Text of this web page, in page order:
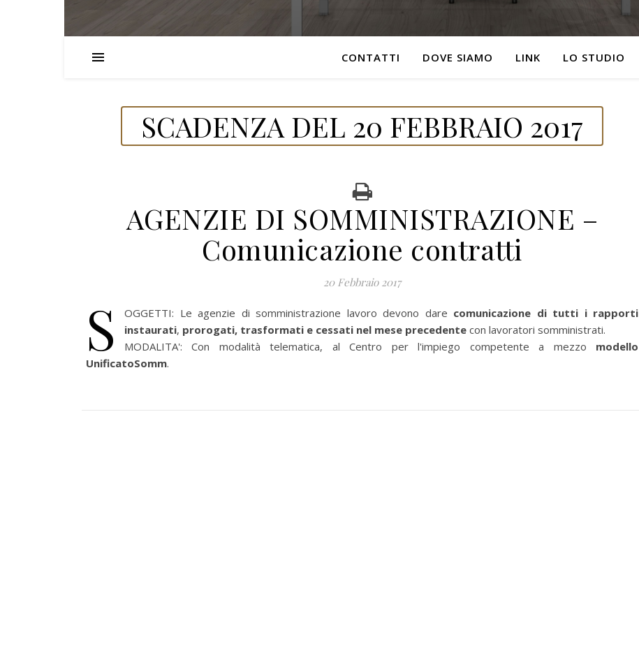
CONTATTI DOVE SIAMO LINK LO STUDIO
SCADENZA DEL 20 FEBBRAIO 2017
AGENZIE DI SOMMINISTRAZIONE –
Comunicazione contratti
20 Febbraio 2017
S OGGETTI: Le agenzie di somministrazione lavoro devono dare comunicazione di tutti i rapporti
instaurati, prorogati, trasformati e cessati nel mese precedente con lavoratori somministrati.
MODALITA': Con modalità telematica, al Centro per l'impiego competente a mezzo modello
UnificatoSomm.